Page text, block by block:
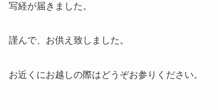
写経が届きました。
謹んで、お供え致しました。
お近くにお越しの際はどうぞお参りください。